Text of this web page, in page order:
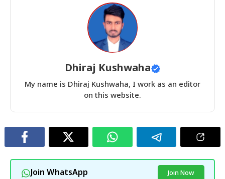
Dhiraj Kushwaha
My name is Dhiraj Kushwaha, I work as an editor
on this website.
Join WhatsApp Join Now